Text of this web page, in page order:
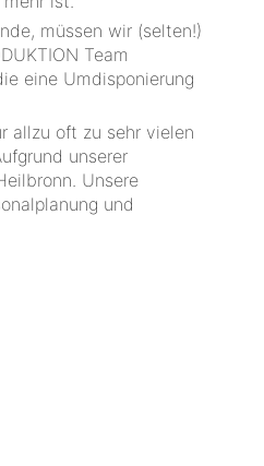
müssen wir (selten!)
Team
eine Umdisponierung
allzu oft zu sehr vielen
unserer
Unsere
und